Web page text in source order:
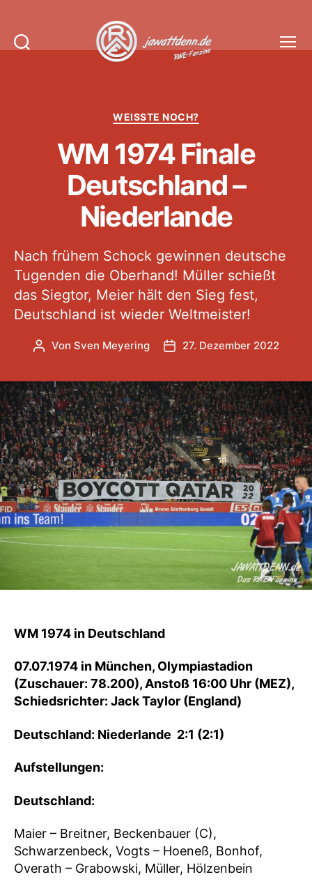
Kategorien
WEISSTE NOCH?
WM 1974 Finale
Deutschland –
Niederlande
Nach frühem Schock gewinnen deutsche
Tugenden die Oberhand! Müller schießt
das Siegtor, Meier hält den Sieg fest,
Deutschland ist wieder Weltmeister!
Beitragsautor
Von Sven Meyering Veröffentlichungsdatum
27. Dezember 2022
WM 1974 in Deutschland
07.07.1974 in München, Olympiastadion
(Zuschauer: 78.200), Anstoß 16:00 Uhr (MEZ),
Schiedsrichter: Jack Taylor (England)
Deutschland: Niederlande 2:1 (2:1)
Aufstellungen:
Deutschland:
Maier – Breitner, Beckenbauer (C),
Schwarzenbeck, Vogts – Hoeneß, Bonhof,
Overath – Grabowski, Müller, Hölzenbein